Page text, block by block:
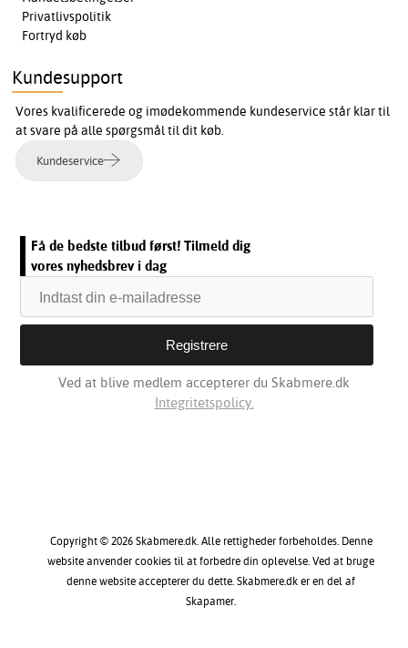
Privatlivspolitik
Fortryd køb
Kundesupport
Vores kvalificerede og imødekommende kundeservice står klar til
at svare på alle spørgsmål til dit køb.
Kundeservice
Få de bedste tilbud først! Tilmeld dig
vores nyhedsbrev i dag
Ved at blive medlem accepterer du Skabmere.dk
Integritetspolicy.
Copyright © 2026 Skabmere.dk. Alle rettigheder forbeholdes. Denne
website anvender cookies til at forbedre din oplevelse. Ved at bruge
denne website accepterer du dette. Skabmere.dk er en del af
Skapamer.